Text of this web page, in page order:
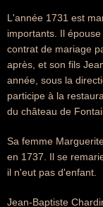
L'année 1731 est
importants. Il
contrat de mariage
après, et son fils
année, sous la
participe à la
du château de
Sa femme
en 1737. Il se
il n'eut pas d'enfant.
Jean-Baptiste